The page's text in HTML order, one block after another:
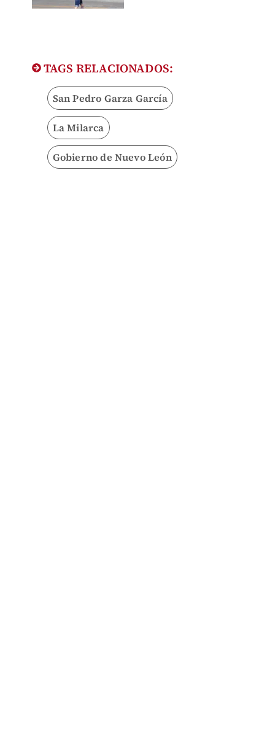
TAGS RELACIONADOS:
San Pedro Garza García
La Milarca
Gobierno de Nuevo León